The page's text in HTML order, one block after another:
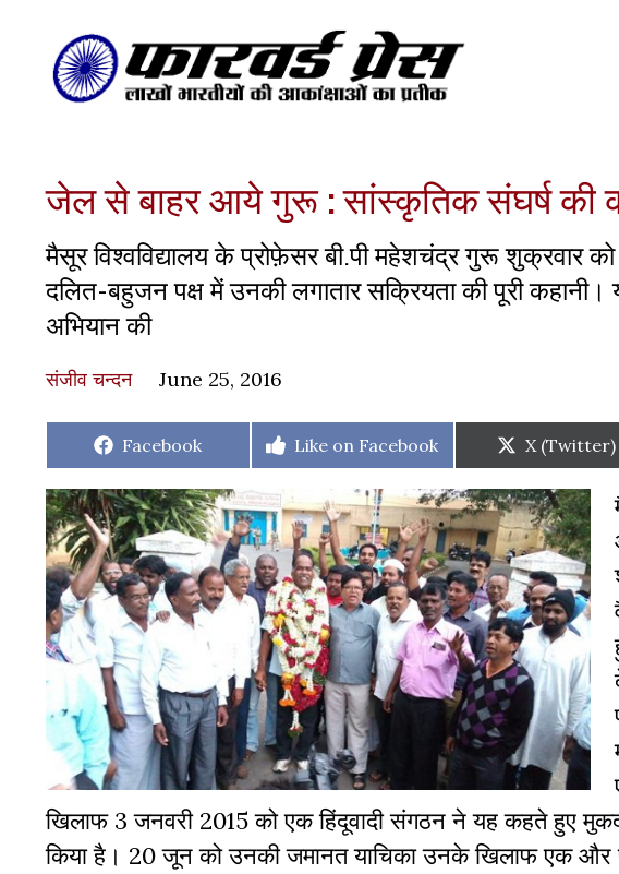
जेल से बाहर आये गुरू : सांस्कृतिक संघर्ष की
मैसूर विश्वविद्यालय के प्रोफ़ेसर बी.पी महेशचंद्र गुरू शुक्रवार
दलित-बहुजन पक्ष में उनकी लगातार सक्रियता की पूरी
अभियान की
संजीव चन्दन June 25, 2016
Share
Facebook
Share
Like on Facebook
Share
on
X (Twitter)
खिलाफ 3 जनवरी 2015 को एक हिंदूवादी संगठन ने यह कहते हुए
किया है। 20 जून को उनकी जमानत याचिका उनके खिलाफ एक और